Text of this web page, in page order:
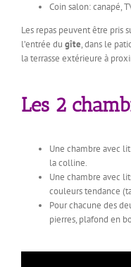
Coin salon: canapé,
Les repas peuvent être pris
l’entrée du gîte, dans le
la terrasse extérieure à
Les 2
Une chambre avec
la colline.
Une chambre avec
couleurs tendance
Pour chacune des
pierres, plafond en